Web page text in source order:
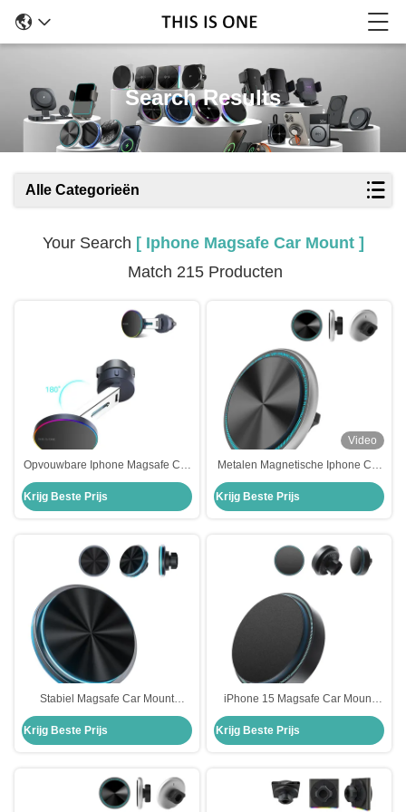
Search Results
Alle Categorieën
Your Search [ Iphone Magsafe Car Mount ]
Match 215 Producten
Opvouwbare Iphone Magsafe Car
Mount met 9 kleuren verlichting
animatie
Krijg Beste Prijs
Video
Metalen Magnetische Iphone Car
Charger Aanpasbaar Iphone
Magsafe Car Mount
Krijg Beste Prijs
Stabiel Magsafe Car Mount
Charger voor auto met kristal
omgevingslicht en
stappenontwerp
Krijg Beste Prijs
iPhone 15 Magsafe Car Mount
Charger Stabiele verbinding met
lichtgevoelig effect
Krijg Beste Prijs